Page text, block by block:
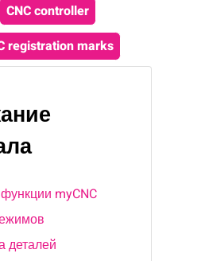
CNC controller
registration marks
myCNC
деталей